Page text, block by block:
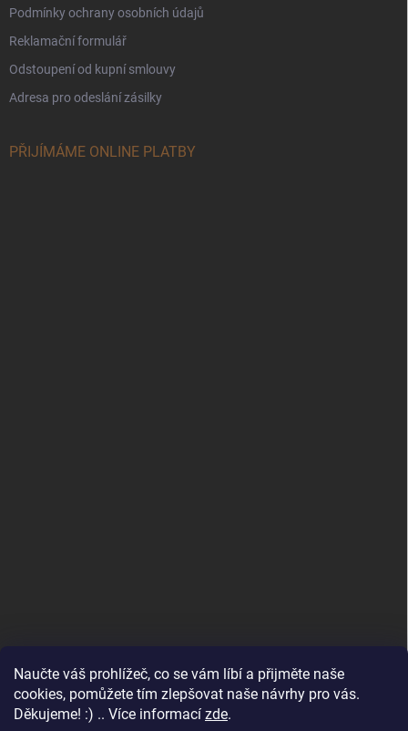
Naučte váš prohlížeč, co se vám líbí a přijměte naše
cookies, pomůžete tím zlepšovat naše návrhy pro vás.
Děkujeme! :) .. Více informací zde.
Podmínky ochrany osobních údajů
Reklamační formulář
Odstoupení od kupní smlouvy
Adresa pro odeslání zásilky
PŘIJÍMÁME ONLINE PLATBY
www.andelske-obrazy.cz